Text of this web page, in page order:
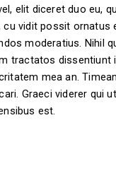
elit diceret duo eu,
vidit possit ornatus
moderatius. Nihil
tractatos dissentiunt
mea an.
Graeci viderer qui
est.